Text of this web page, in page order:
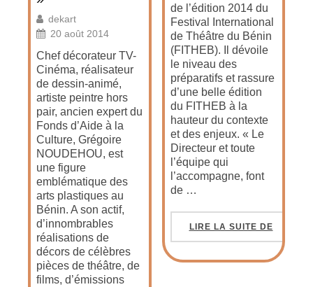
dekart
20 août 2014
Chef décorateur TV-
Cinéma, réalisateur
de dessin-animé,
artiste peintre hors
pair, ancien expert du
Fonds d’Aide à la
Culture, Grégoire
NOUDEHOU, est
une figure
emblématique des
arts plastiques au
Bénin. A son actif,
d’innombrables
réalisations de
décors de célèbres
pièces de théâtre, de
films, d’émissions
de l’édition 2014 du
Festival International
de Théâtre du Bénin
(FITHEB). Il dévoile
le niveau des
préparatifs et rassure
d’une belle édition
du FITHEB à la
hauteur du contexte
et des enjeux. « Le
Directeur et toute
l’équipe qui
l’accompagne, font
de …
LIRE LA SUITE DE